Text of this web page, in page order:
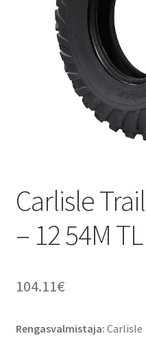
Carlisle
– 12 54M TL
104.11€
Rengasvalmistaja: Carlisle